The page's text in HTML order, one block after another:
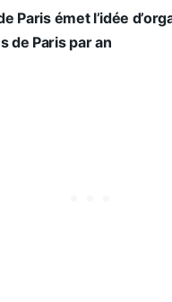
Paris émet l’idée
de Paris par an